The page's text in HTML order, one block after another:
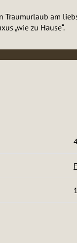
Traumurlaub am
„wie zu Hause“.